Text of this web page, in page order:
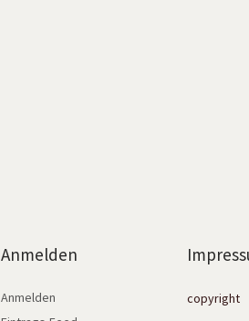
Anmelden
Anmelden
copyright